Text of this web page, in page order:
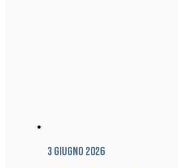
3 Giugno 2026